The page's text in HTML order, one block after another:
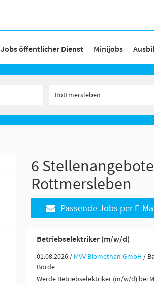
Jobs öffentlicher Dienst Minijobs
6
Rottmersleben
Passende Jobs per E-
Betriebselektriker (m/w/d)
01.08.2026 / MVV Biomethan GmbH /
Börde
Werde Betriebselektriker (m/w/d) bei